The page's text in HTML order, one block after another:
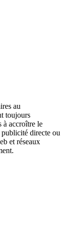
au
toujours
à accroître le
directe ou
et réseaux